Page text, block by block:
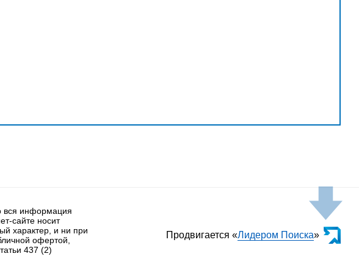
информация
сайте носит
характер, и ни при
офертой,
437 (2)
Продвигается «Лидером Поиска»